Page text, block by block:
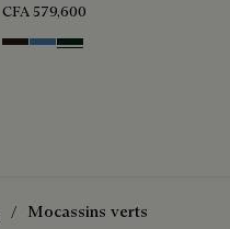
CFA 579,600
BrownAveiroOpuntia
Mocassins verts